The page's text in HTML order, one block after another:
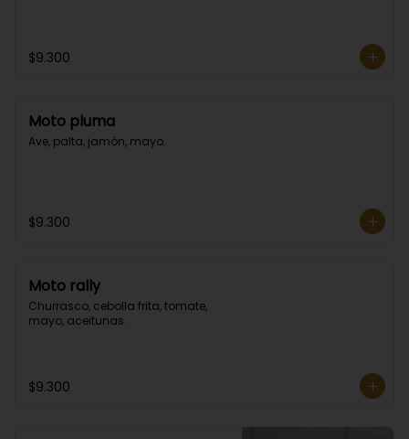
$9.300
Moto pluma
Ave, palta, jamón, mayo.
$9.300
Moto rally
Churrasco, cebolla frita, tomate,
mayo, aceitunas.
$9.300